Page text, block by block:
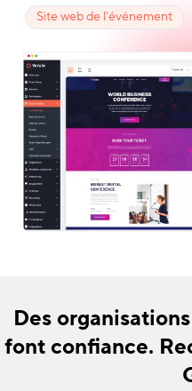
Site web de l'événement
Des
font confiance.